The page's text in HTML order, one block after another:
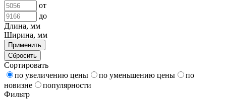
от
до
Длина, мм
Ширина, мм
Применить
Сбросить
Сортировать
по увеличению цены
по уменьшению цены
по
новизне
популярности
Фильтр